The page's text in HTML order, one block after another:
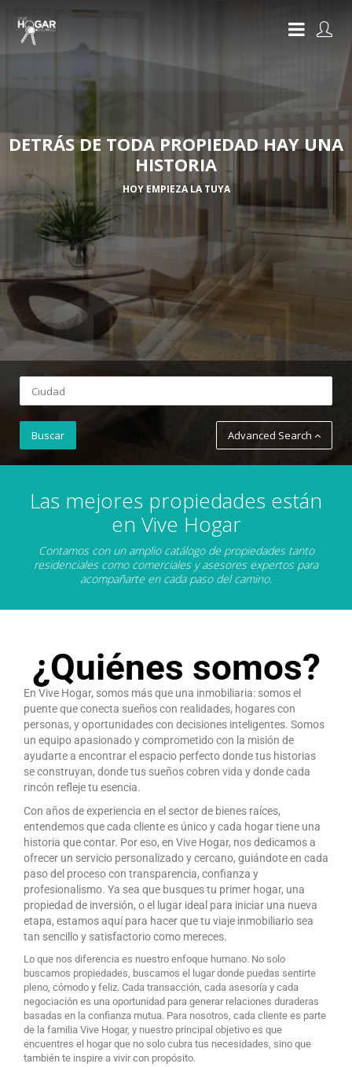
DETRÁS DE TODA PROPIEDAD HAY UNA
HISTORIA
HOY EMPIEZA LA TUYA
Advanced Search
Las mejores propiedades están
en Vive Hogar
Contamos con un amplio catálogo de propiedades tanto
residenciales como comerciales y asesores expertos para
acompañarte en cada paso del camino.
¿Quiénes somos?
En Vive Hogar, somos más que una inmobiliaria: somos el
puente que conecta sueños con realidades, hogares con
personas, y oportunidades con decisiones inteligentes. Somos
un equipo apasionado y comprometido con la misión de
ayudarte a encontrar el espacio perfecto donde tus historias
se construyan, donde tus sueños cobren vida y donde cada
rincón refleje tu esencia.
Con años de experiencia en el sector de bienes raíces,
entendemos que cada cliente es único y cada hogar tiene una
historia que contar. Por eso, en Vive Hogar, nos dedicamos a
ofrecer un servicio personalizado y cercano, guiándote en cada
paso del proceso con transparencia, confianza y
profesionalismo. Ya sea que busques tu primer hogar, una
propiedad de inversión, o el lugar ideal para iniciar una nueva
etapa, estamos aquí para hacer que tu viaje inmobiliario sea
tan sencillo y satisfactorio como mereces.
Lo que nos diferencia es nuestro enfoque humano. No solo
buscamos propiedades, buscamos el lugar donde puedas sentirte
pleno, cómodo y feliz. Cada transacción, cada asesoría y cada
negociación es una oportunidad para generar relaciones duraderas
basadas en la confianza mutua. Para nosotros, cada cliente es parte
de la familia Vive Hogar, y nuestro principal objetivo es que
encuentres el hogar que no solo cubra tus necesidades, sino que
también te inspire a vivir con propósito.